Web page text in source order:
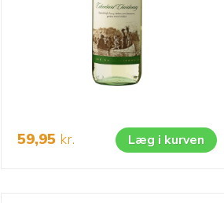
59,95 kr. Læg i kurven